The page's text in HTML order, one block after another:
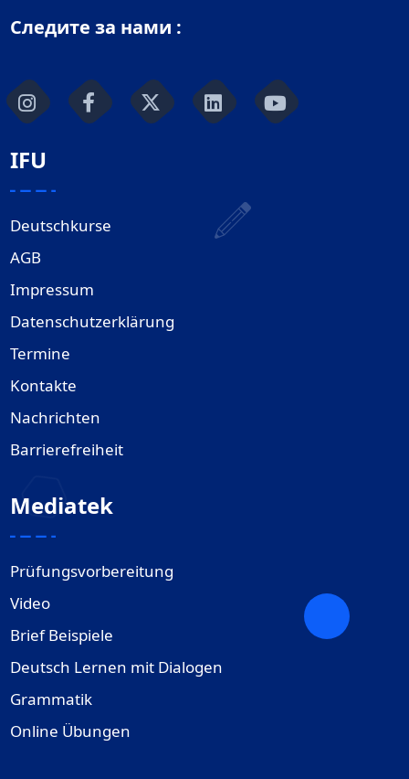
Следите за нами :
IFU
Deutschkurse
AGB
Impressum
Datenschutzerklärung
Termine
Kontakte
Nachrichten
Barrierefreiheit
Mediatek
Prüfungsvorbereitung
Video
Brief Beispiele
Deutsch Lernen mit Dialogen
Grammatik
Online Übungen